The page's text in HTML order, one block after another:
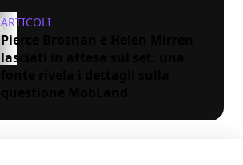
ARTICOLI
Pierce Brosnan e Helen Mirren
lasciati in attesa sul set: una